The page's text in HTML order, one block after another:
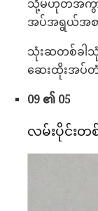
သို့မဟုတ်အကွာ
အပ်အရွယ်အစာ
သုံးဆတစ်ခါသုံ
ဆေးထိုးအပ်
09 ၏ 05
လမ်းပိုင်းတ